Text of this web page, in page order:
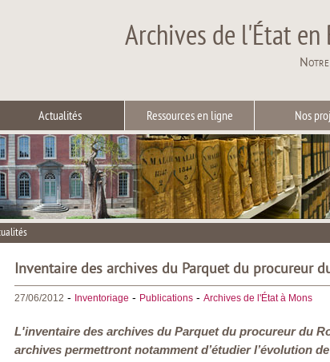
Archives de l'État en
Notre
Actualités Ressources en ligne Nos
Inventaire des archives du Parquet du procureur
27/06/2012 - Inventoriage - Publications - Archives de l'État à Mons
L'inventaire des archives du Parquet du procureur du
archives permettront notamment d’étudier l’évolution